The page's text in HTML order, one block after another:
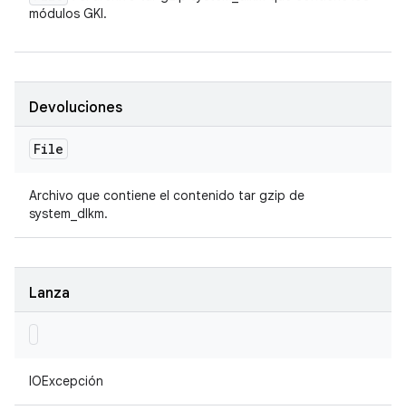
módulos GKI.
Devoluciones
File
Archivo que contiene el contenido tar gzip de
system_dlkm.
Lanza
IOExcepción